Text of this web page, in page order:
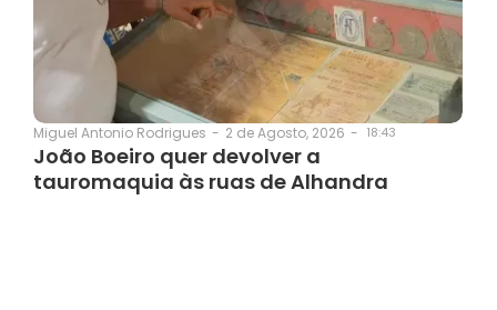
Miguel Antonio Rodrigues - 2 de Agosto, 2026 - 18:43
João Boeiro quer devolver a
tauromaquia às ruas de Alhandra